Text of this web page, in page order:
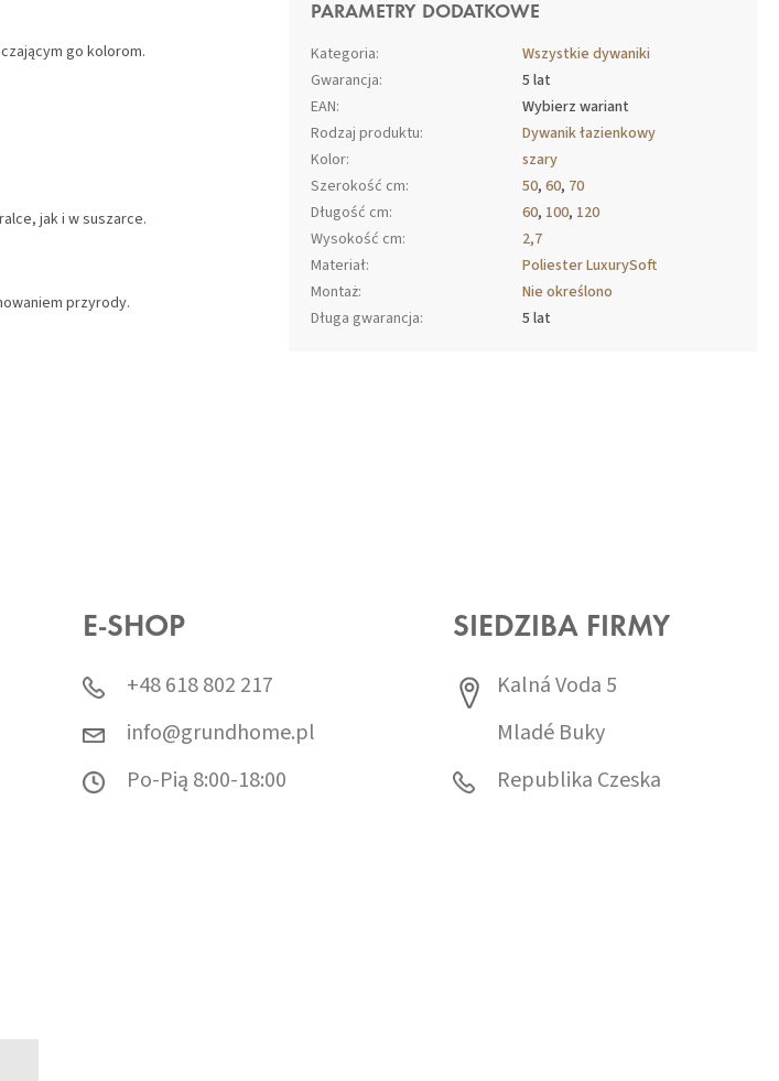
go kolorom.
jak i w suszarce.
przyrody.
PARAMETRY DODATKOWE
Kategoria:
Wszystkie dywaniki
Gwarancja:
5 lat
EAN:
Wybierz wariant
Rodzaj produktu:
Dywanik łazienkowy
Kolor:
szary
Szerokość cm: 50,60, 70
Długość cm: 60, 100, 120
Wysokość cm:
2,7
Materiał:
Poliester LuxurySoft
Montaż:
Nie określono
Długa gwarancja: 5 lat
E-SHOP
+48 618 802 217
info@grundhome.pl
Po-Pią 8:00-18:00
SIEDZIBA FIRMY
Kalná Voda 5
Mladé Buky
Republika Czeska